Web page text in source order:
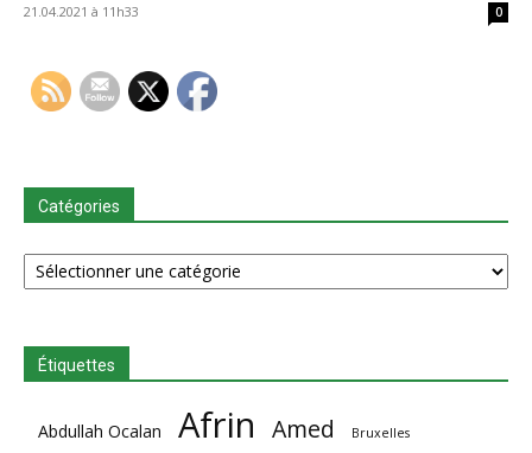
21.04.2021 à 11h33 0
Catégories
Catégories
Étiquettes
Abdullah Ocalan Afrin Amed Bruxelles